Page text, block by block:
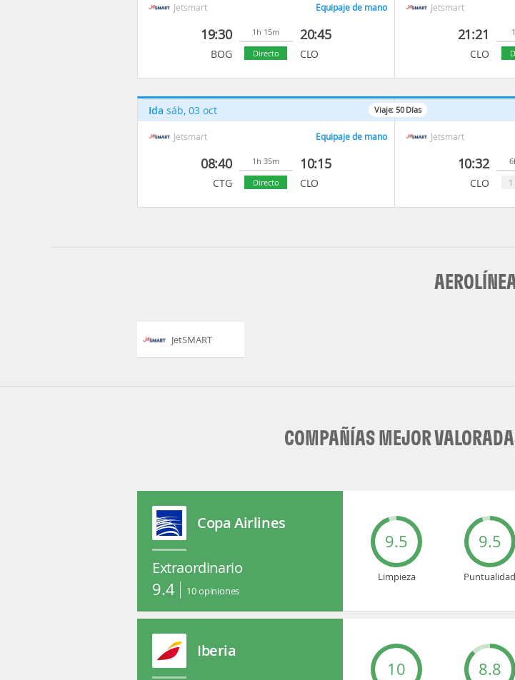
Jetsmart Equipaje de mano
19:30
BOG
1h 15m
Directo
20:45
CLO
Jetsmart
21:21
CLO
Viaje: 50Días
Ida sáb, 03 oct
Jetsmart Equipaje de mano
08:40
CTG
1h 35m
Directo
10:15
CLO
Jetsmart
10:32
CLO
1
JetSMART
COMPAÑÍAS MEJOR
Copa Airlines
Extraordinario
9.4 10opiniones
9.5
Limpieza
9.5
Puntualidad
Iberia
10 8.8